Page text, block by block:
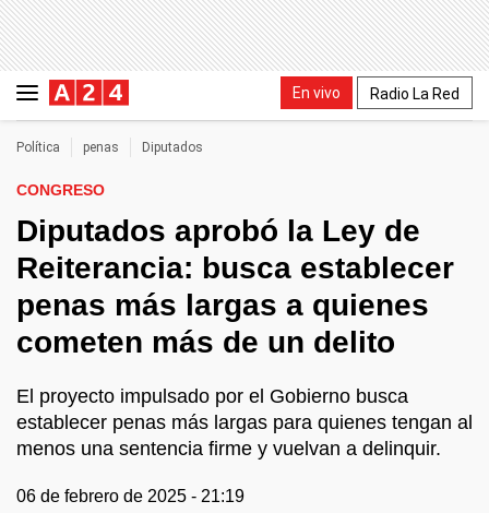
En vivo Radio La Red
Política penas Diputados
CONGRESO
Diputados aprobó la Ley de
Reiterancia: busca establecer
penas más largas a quienes
cometen más de un delito
El proyecto impulsado por el Gobierno busca
establecer penas más largas para quienes tengan al
menos una sentencia firme y vuelvan a delinquir.
06 de febrero de 2025 - 21:19